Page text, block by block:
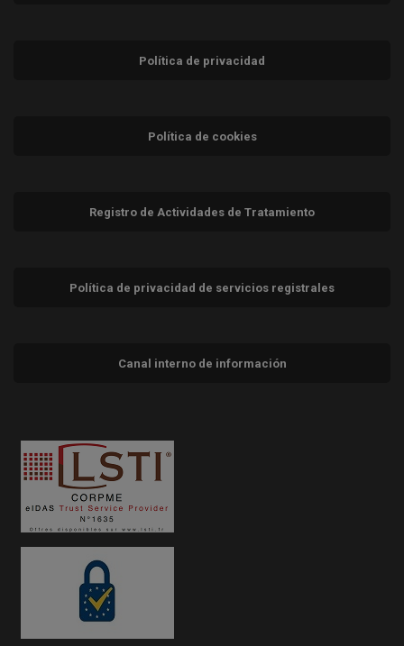
Política de privacidad
Política de cookies
Registro de Actividades de Tratamiento
Política de privacidad de servicios registrales
Canal interno de información